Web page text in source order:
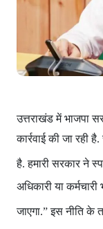
उत्तराखंड में भाजपा
कार्रवाई की जा रही
है. हमारी सरकार ने
अधिकारी या कर्मचारी
जाएगा.” इस नीति के